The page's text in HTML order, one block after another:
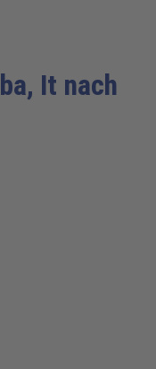
It nach